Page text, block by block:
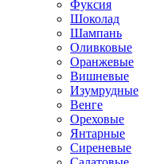
Фуксия
Шоколад
Шампань
Оливковые
Оранжевые
Вишневые
Изумрудные
Венге
Ореховые
Янтарные
Сиреневые